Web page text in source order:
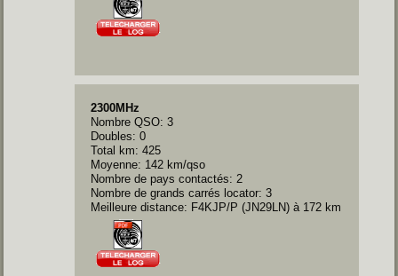
2300MHz
Nombre QSO: 3
Doubles: 0
Total km: 425
Moyenne: 142 km/qso
Nombre de pays contactés: 2
Nombre de grands carrés locator: 3
Meilleure distance: F4KJP/P (JN29LN) à 172 km